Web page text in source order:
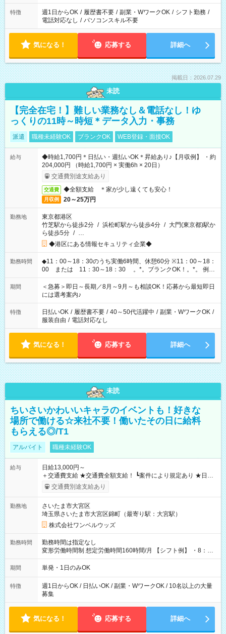
特徴 週1日からOK / 履歴書不要 / 副業・WワークOK / シフト勤務 /
電話対応なし / パソコンスキル不要
気になる！ 応募する 詳細へ
掲載日：2026.07.29
未読
【完全在宅！】難しい業務なし＆電話なし！ゆ
っくりの11時～時短＊データ入力・事務
派遣 職種未経験OK ブランクOK WEB登録・面接OK
給与
◆時給1,700円＊日払い・週払いOK＊昇給あり♪【月収例】 ・約
204,000円 （時給1,700円 × 実働6h × 20日）
交通費別途支給あり
交通費 ◆全額支給 ＊家が少し遠くても安心！
月収例 20～25万円
勤務地
東京都港区
竹芝駅から徒歩2分 / 浜松町駅から徒歩4分 / 大門(東京都)駅か
ら徒歩5分 / …
◆港区にある情報セキュリティ企業◆
勤務時間
◆11：00～18：30のうち実働6時間、休憩60分 ※11：00～18：
00 または 11：30～18：30 。*。ブランクOK！。*。 例え
ば前職が、 在宅/財団法人/事務/コールセンター/受付/販売/カフェ
スタッフ スイーツ販売/ホテルフロント/化粧品販売/など 様々な
業界から入社して活躍されています♪
期間
＜急募＞即日～長期／8月～9月～も相談OK！応募から最短即日
には選考案内♪
特徴 日払いOK / 履歴書不要 / 40～50代活躍中 / 副業・WワークOK /
服装自由 / 電話対応なし
気になる！ 応募する 詳細へ
未読
ちいさいかわいいキャラのイベントも！好きな
場所で働ける☆来社不要！働いたその日に給料
もらえる◎/T1
アルバイト 職種未経験OK
給与
日給13,000円～
＋交通費支給 ★交通費全額支給！ ┗案件により規定あり ★日払
いOK！（規定あり） ┗働いたその日に現金GET♪ お仕事後はコ
ンビニATMから 日払い分を引き落とせます！ 【試用期間】試
交通費別途支給あり
勤務地
さいたま市大宮区
埼玉県さいたま市大宮区錦町（最寄り駅：大宮駅）
株式会社ワンベルウッズ
勤務時間
勤務時間は指定なし
変形労働時間制 想定労働時間160時間/月 【シフト例】 ・8：00
～21：00
期間 単発・1日のみOK
特徴
週1日からOK / 日払いOK / 副業・WワークOK / 10名以上の大量
募集
気になる！ 応募する 詳細へ